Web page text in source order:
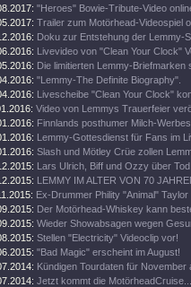
"Heroes" Bowie-Tribute-Video
Trailer zum Motörhead-Videospiel
Doku zur Entstehung der Lemmy-
Livevideo von "Clean Your Clock"
Die limitierten Lemmy-Briefmarken
"Lemmy-The Definite Biography".
Livescheibe "Clean Your Clock"
Video von Lemmys Trauerfeier
Finnlands posthumer Milch-
Lemmy-Gottesdienst für Fans im
Slash und Mötley Crüe zollen
Lars Ulrich, Biff und Ozzy über
LEMMY IM ALTER VON 70
Ex-Drummer Phility "Animal"
Der Motörhead-Whiskey kann
Wieder Showabsagen wegen
Stellen "Electricity" Videoclip vor!
"Bad Magic" erscheint im August!
Kündigen Tourdaten für November
Jetzt kommt die